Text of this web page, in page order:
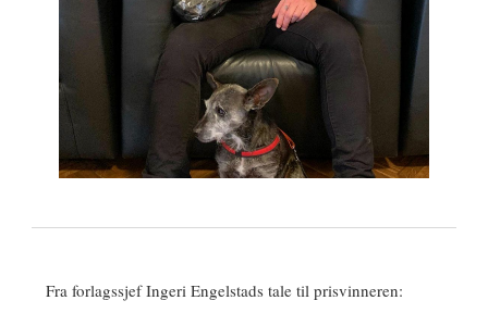
Fra forlagssjef Ingeri Engelstads tale til prisvinneren: